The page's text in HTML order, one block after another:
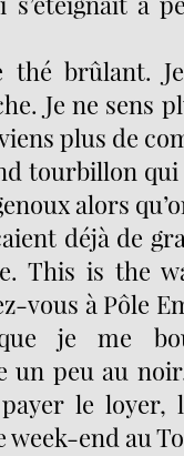
thé brûlant.
Je ne sens
plus de
tourbillon
alors
déjà de
This is the
vous à Pôle
je me
un peu au
le loyer,
week-end au